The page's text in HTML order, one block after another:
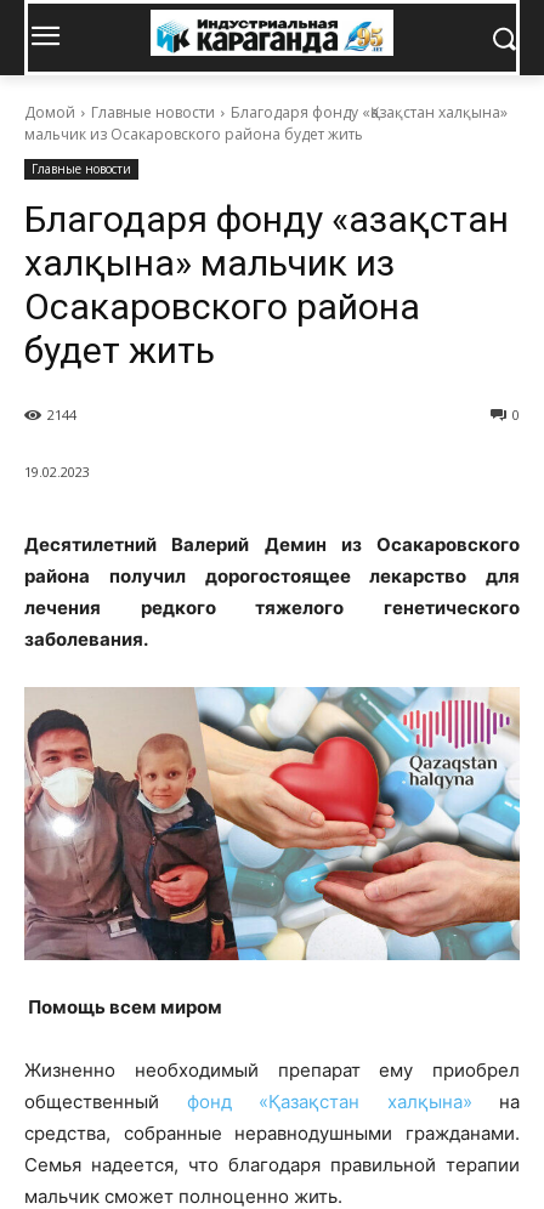
Домой Главные новости
Благодаря фонду «Қазақстан халқына»
мальчик из Осакаровского района будет жить
Главные новости
Благодаря фонду «Қазақстан
халқына» мальчик из
Осакаровского района
будет жить
0
2144
19.02.2023
Десятилетний Валерий Демин из Осакаровского
района получил дорогостоящее лекарство для
лечения редкого тяжелого генетического
заболевания.
Помощь всем миром
Жизненно необходимый препарат ему приобрел
общественный фонд «Қазақстан халқына» на
средства, собранные неравнодушными гражданами.
Семья надеется, что благодаря правильной терапии
мальчик сможет полноценно жить.